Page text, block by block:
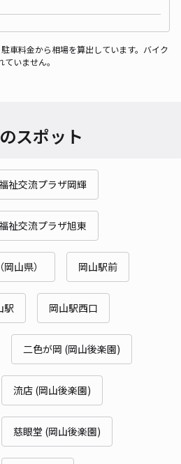
車料金から相場を算出しています。バイク
いません。
スポット
祉交流プラザ岡輝
祉交流プラザ旭東
山県） 岡山駅前
駅 岡山駅西口
二色が岡 (岡山後楽園)
流店 (岡山後楽園)
慈眼堂 (岡山後楽園)